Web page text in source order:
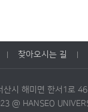
찾아오시는 길
산시 해미면 한서1로
@ HANSEO